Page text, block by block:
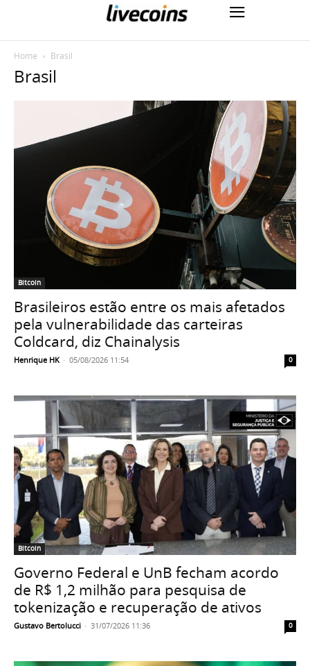
Home Brasil
Brasil
Bitcoin
Brasileiros estão entre os mais afetados
pela vulnerabilidade das carteiras
Coldcard, diz Chainalysis
Henrique HK - 05/08/2026 11:54 0
Bitcoin
Governo Federal e UnB fecham acordo
de R$ 1,2 milhão para pesquisa de
tokenização e recuperação de ativos
Gustavo Bertolucci - 31/07/2026 11:36 0